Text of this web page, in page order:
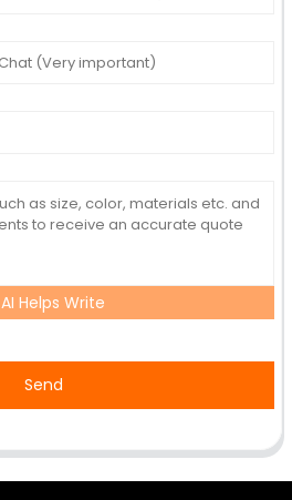
AI Helps Write
Send